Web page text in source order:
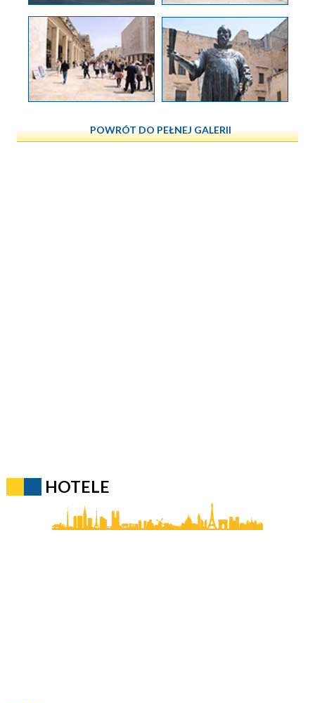
POWRÓT DO PEŁNEJ GALERII
HOTELE